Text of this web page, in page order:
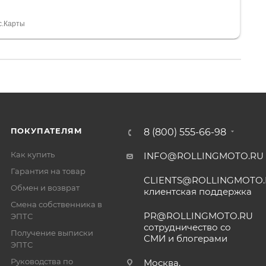
Дмитрию, за клиентоориентированность и
ПОКУПАТЕЛЯМ
Как купить
Гарантия на товар
Обмен и возврат
Смена собственника в
ЭПТС
Получение выписки
ЭПТС
Руководства по
8 (800) 555-66-98
INFO@ROLLINGMOTO.RU
клиентская поддержка
PR@ROLLINGMOTO.RU
сотрудничество со
СМИ и блогерами
Москва,